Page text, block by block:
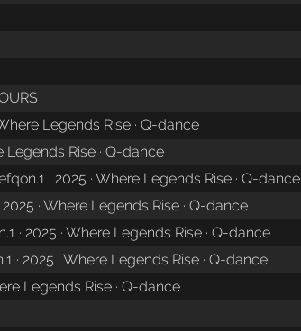
Legends Rise · Q-dance
Legends Rise · Q-dance
· 2025 · Where Legends Rise · Q-dance
· Where Legends Rise · Q-dance
· 2025 · Where Legends Rise · Q-dance
· 2025 · Where Legends Rise · Q-dance
Legends Rise · Q-dance